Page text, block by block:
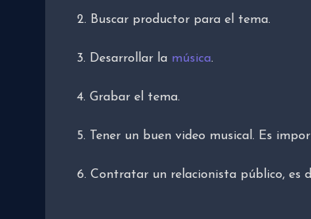
2. Buscar productor para el tema.
3. Desarrollar la música.
4. Grabar el tema.
5. Tener un buen video musical. Es
6. Contratar un relacionista público, es